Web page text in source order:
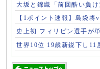
大坂と錦織「前回酷い負け
【1ポイント速報】島袋将
史上初 フィリピン選手が
世界10位 19歳新鋭下し11